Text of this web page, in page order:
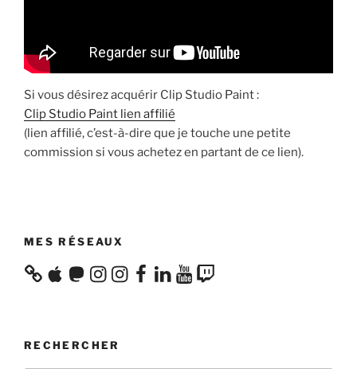
Si vous désirez acquérir Clip Studio Paint :
Clip Studio Paint lien affilié
(lien affilié, c’est-à-dire que je touche une petite
commission si vous achetez en partant de ce lien).
MES RÉSEAUX
AppleMastodon
Instagram
Instagram
Facebook
LinkedIn
YouTube
Twitch
RECHERCHER